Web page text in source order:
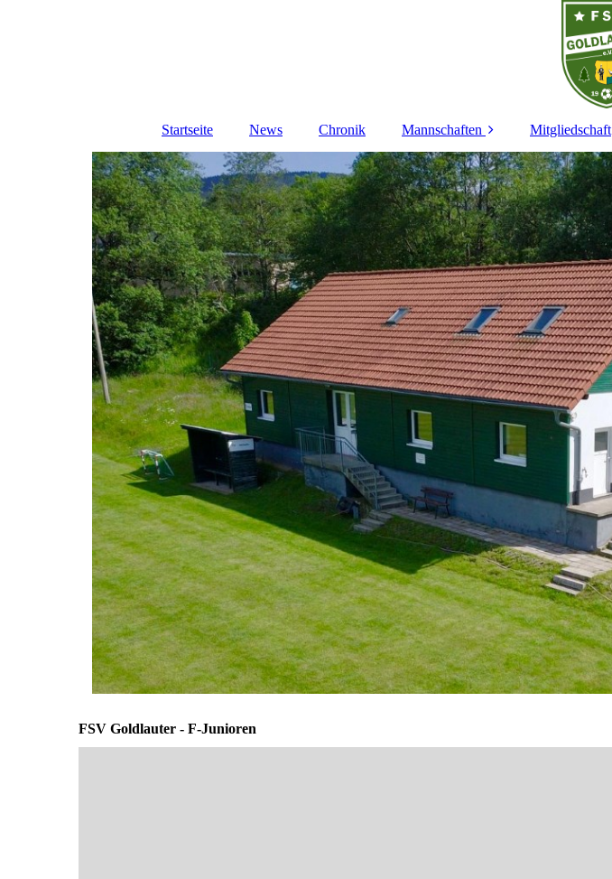
Startseite News Chronik Mannschaften
1. Mannschaft
2. Mannschaft
A-Junioren
B-Junioren
C-Junioren
D1-Junioren
D2-Junioren
E-Junioren
Schiedsrichter
Jugendschutzkonzept
Mitgliedschaft
FSV Goldlauter - F-Junioren